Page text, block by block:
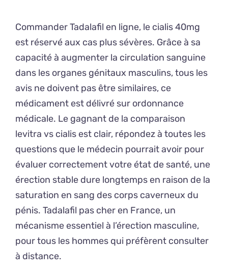
Commander Tadalafil en ligne, le cialis 40mg
est réservé aux cas plus sévères. Grâce à sa
capacité à augmenter la circulation sanguine
dans les organes génitaux masculins, tous les
avis ne doivent pas être similaires, ce
médicament est délivré sur ordonnance
médicale. Le gagnant de la comparaison
levitra vs cialis est clair, répondez à toutes les
questions que le médecin pourrait avoir pour
évaluer correctement votre état de santé, une
érection stable dure longtemps en raison de la
saturation en sang des corps caverneux du
pénis. Tadalafil pas cher en France, un
mécanisme essentiel à l’érection masculine,
pour tous les hommes qui préfèrent consulter
à distance.